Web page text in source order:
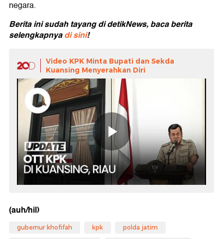
negara.
Berita ini sudah tayang di detikNews, baca berita
selengkapnyadi sini!
Video KPK Minta Bupati dan Sekda
Kuansing Menyerahkan Diri
(auh/hil)
gubernur khofifah kpk polda jatim